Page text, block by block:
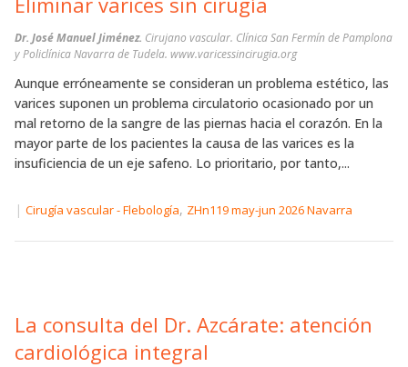
Dr. José Manuel Jiménez. Cirujano vascular. Clínica San Fermín de Pamplona
y Policlínica Navarra de Tudela. www.varicessincirugia.org
Aunque erróneamente se consideran un problema estético, las
varices suponen un problema circulatorio ocasionado por un
mal retorno de la sangre de las piernas hacia el corazón. En la
mayor parte de los pacientes la causa de las varices es la
insuficiencia de un eje safeno. Lo prioritario, por tanto,...
| Cirugía vascular - Flebología, ZHn119 may-jun 2026 Navarra
La consulta del Dr. Azcárate: atención
cardiológica integral